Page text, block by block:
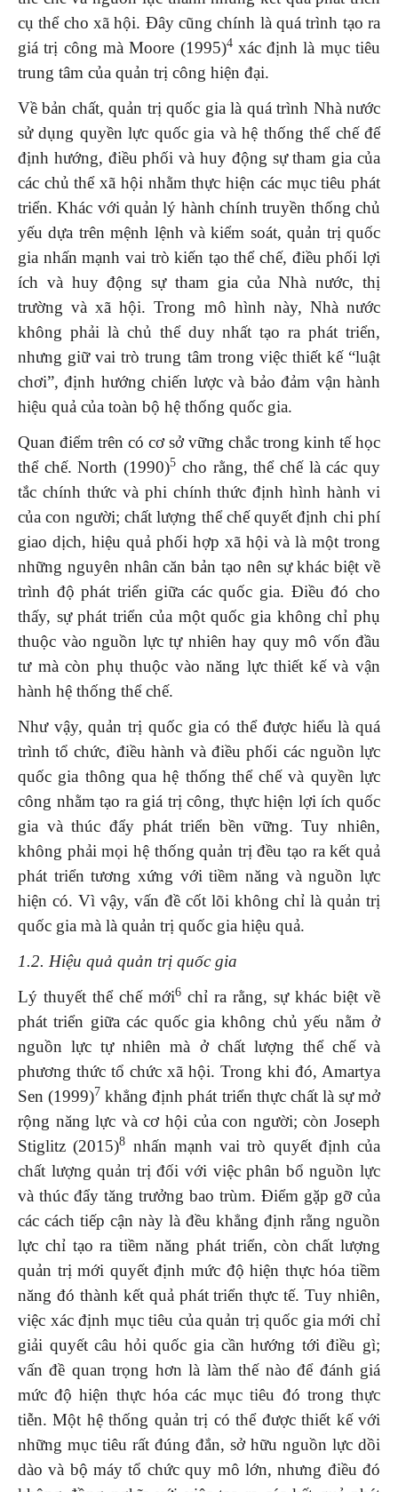
cụ thể cho xã hội. Đây cũng chính là quá trình tạo ra
giá trị công mà Moore (1995)4xác định là mục tiêu
trung tâm của quản trị công hiện đại.
Về bản chất, quản trị quốc gia là quá trình Nhà nước
sử dụng quyền lực quốc gia và hệ thống thể chế để
định hướng, điều phối và huy động sự tham gia của
các chủ thể xã hội nhằm thực hiện các mục tiêu phát
triển. Khác với quản lý hành chính truyền thống chủ
yếu dựa trên mệnh lệnh và kiểm soát, quản trị quốc
gia nhấn mạnh vai trò kiến tạo thể chế, điều phối lợi
ích và huy động sự tham gia của Nhà nước, thị
trường và xã hội. Trong mô hình này, Nhà nước
không phải là chủ thể duy nhất tạo ra phát triển,
nhưng giữ vai trò trung tâm trong việc thiết kế “luật
chơi”, định hướng chiến lược và bảo đảm vận hành
hiệu quả của toàn bộ hệ thống quốc gia.
Quan điểm trên có cơ sở vững chắc trong kinh tế học
thể chế. North (1990)5 cho rằng, thể chế là các quy
tắc chính thức và phi chính thức định hình hành vi
của con người; chất lượng thể chế quyết định chi phí
giao dịch, hiệu quả phối hợp xã hội và là một trong
những nguyên nhân căn bản tạo nên sự khác biệt về
trình độ phát triển giữa các quốc gia. Điều đó cho
thấy, sự phát triển của một quốc gia không chỉ phụ
thuộc vào nguồn lực tự nhiên hay quy mô vốn đầu
tư mà còn phụ thuộc vào năng lực thiết kế và vận
hành hệ thống thể chế.
Như vậy, quản trị quốc gia có thể được hiểu là quá
trình tổ chức, điều hành và điều phối các nguồn lực
quốc gia thông qua hệ thống thể chế và quyền lực
công nhằm tạo ra giá trị công, thực hiện lợi ích quốc
gia và thúc đẩy phát triển bền vững. Tuy nhiên,
không phải mọi hệ thống quản trị đều tạo ra kết quả
phát triển tương xứng với tiềm năng và nguồn lực
hiện có. Vì vậy, vấn đề cốt lõi không chỉ là quản trị
quốc gia mà là quản trị quốc gia hiệu quả.
1.2. Hiệu quả quản trị quốc gia
Lý thuyết thể chế mới6 chỉ ra rằng, sự khác biệt về
phát triển giữa các quốc gia không chủ yếu nằm ở
nguồn lực tự nhiên mà ở chất lượng thể chế và
phương thức tổ chức xã hội. Trong khi đó, Amartya
Sen (1999)7 khẳng định phát triển thực chất là sự mở
rộng năng lực và cơ hội của con người; còn Joseph
Stiglitz (2015)8 nhấn mạnh vai trò quyết định của
chất lượng quản trị đối với việc phân bổ nguồn lực
và thúc đẩy tăng trưởng bao trùm. Điểm gặp gỡ của
các cách tiếp cận này là đều khẳng định rằng nguồn
lực chỉ tạo ra tiềm năng phát triển, còn chất lượng
quản trị mới quyết định mức độ hiện thực hóa tiềm
năng đó thành kết quả phát triển thực tế. Tuy nhiên,
việc xác định mục tiêu của quản trị quốc gia mới chỉ
giải quyết câu hỏi quốc gia cần hướng tới điều gì;
vấn đề quan trọng hơn là làm thế nào để đánh giá
mức độ hiện thực hóa các mục tiêu đó trong thực
tiễn. Một hệ thống quản trị có thể được thiết kế với
những mục tiêu rất đúng đắn, sở hữu nguồn lực dồi
dào và bộ máy tổ chức quy mô lớn, nhưng điều đó